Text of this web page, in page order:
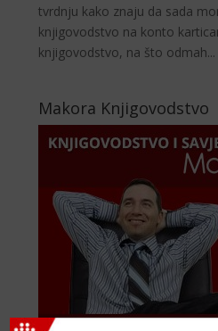
tvrdnju kako znaju da sada
knjigovodstvo na konto
knjigovodstvo, na što odmah...
Makora Knjigovodstvo